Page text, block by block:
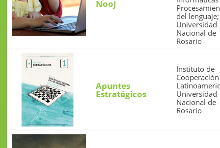
NooJ
del lenguaje;
Universidad
Nacional de
Rosario
Apuntes
Estratégicos
Instituto de
Cooperación
Universidad
Nacional de
Rosario